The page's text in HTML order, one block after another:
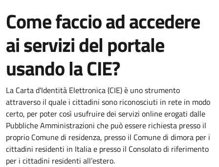
Come faccio ad accedere
ai servizi del portale
usando la CIE?
La Carta d'Identità Elettronica (CIE) è uno strumento
attraverso il quale i cittadini sono riconosciuti in rete in modo
certo, per poter così usufruire dei servizi online erogati dalle
Pubbliche Amministrazioni che può essere richiesta presso il
proprio Comune di residenza, presso il Comune di dimora per i
cittadini residenti in Italia e presso il Consolato di riferimento
per i cittadini residenti all’estero.